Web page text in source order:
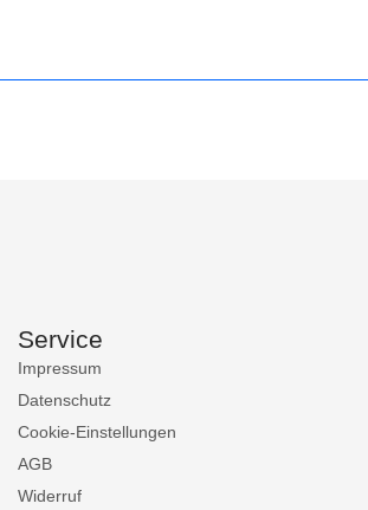
Service
Impressum
Datenschutz
Cookie-Einstellungen
AGB
Widerruf